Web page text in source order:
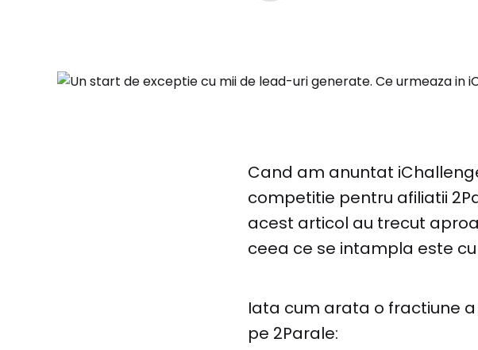
Cand am anuntat
competitie pentru afiliatii
acest articol au trecut
ceea ce se intampla este
Iata cum arata o fractiune
pe 2Parale: